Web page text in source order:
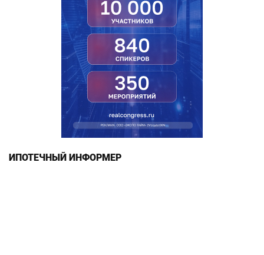
ИПОТЕЧНЫЙ ИНФОРМЕР